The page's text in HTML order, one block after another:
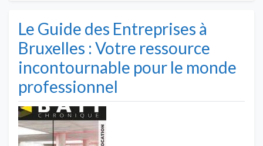
Le Guide des Entreprises à
Bruxelles : Votre ressource
incontournable pour le monde
professionnel